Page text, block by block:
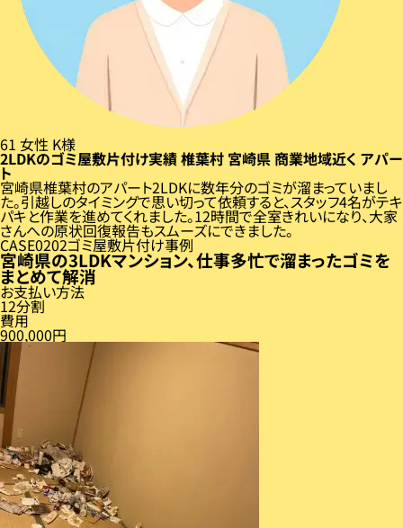
61 女性 K様
2LDKのゴミ屋敷片付け実績椎葉村 宮崎県 商業地域近く アパー
ト
宮崎県椎葉村のアパート2LDKに数年分のゴミが溜まっていまし
た。引越しのタイミングで思い切って依頼すると、スタッフ4名がテキ
パキと作業を進めてくれました。12時間で全室きれいになり、大家
さんへの原状回復報告もスムーズにできました。
CASE 02ゴミ屋敷片付け事例
宮崎県の3LDKマンション、仕事多忙で溜まったゴミを
まとめて解消
お支払い方法
12分割
費用
900,000円